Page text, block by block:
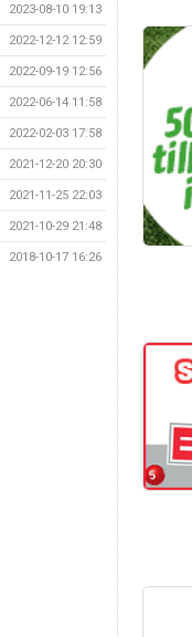
2023-08-10 19:13
2022-12-12 12:59
2022-09-19 12:56
2022-06-14 11:58
2022-02-03 17:58
2021-12-20 20:30
2021-11-25 22:03
2021-10-29 21:48
2018-10-17 16:26